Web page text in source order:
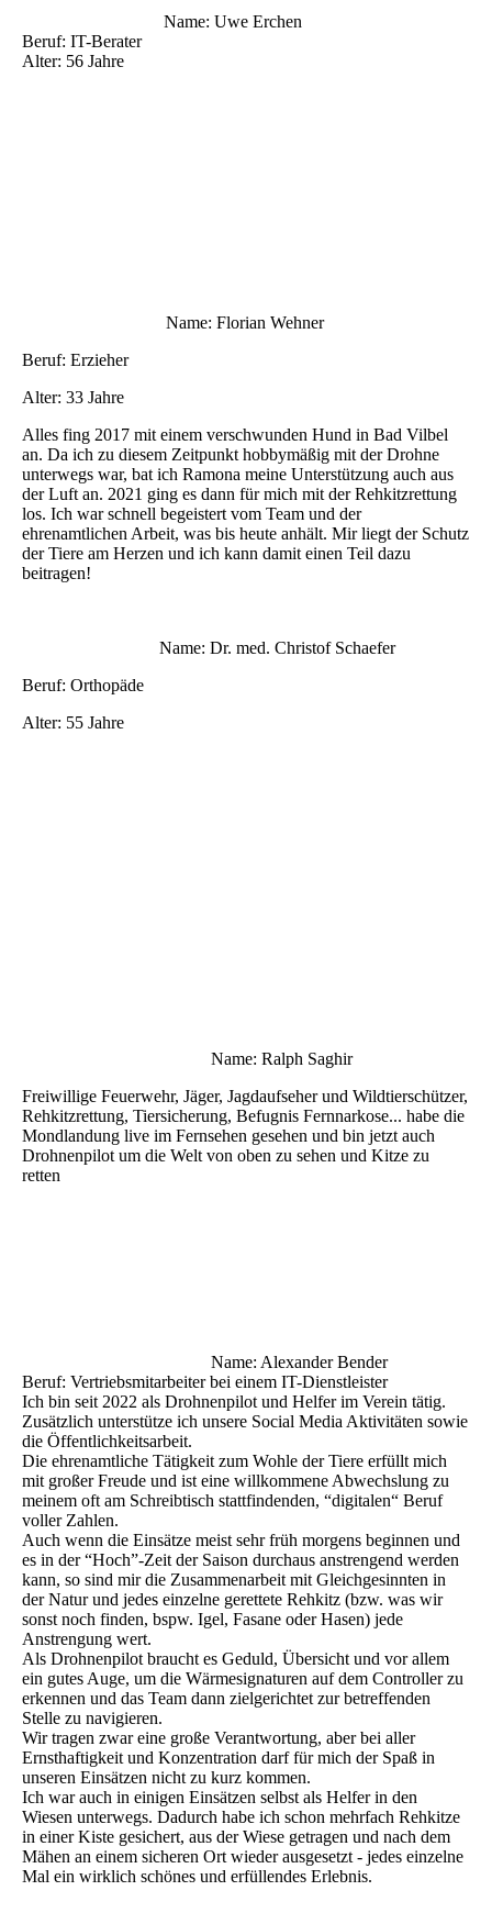
Name: Uwe Erchen
Beruf: IT-Berater
Alter: 56 Jahre
Name: Florian Wehner
Beruf: Erzieher
Alter: 33 Jahre
Alles fing 2017 mit einem verschwunden Hund in Bad Vilbel
an. Da ich zu diesem Zeitpunkt hobbymäßig mit der Drohne
unterwegs war, bat ich Ramona meine Unterstützung auch aus
der Luft an. 2021 ging es dann für mich mit der Rehkitzrettung
los. Ich war schnell begeistert vom Team und der
ehrenamtlichen Arbeit, was bis heute anhält. Mir liegt der Schutz
der Tiere am Herzen und ich kann damit einen Teil dazu
beitragen!
Name: Dr. med. Christof Schaefer
Beruf: Orthopäde
Alter: 55 Jahre
Name: Ralph Saghir
Freiwillige Feuerwehr, Jäger, Jagdaufseher und Wildtierschützer,
Rehkitzrettung, Tiersicherung, Befugnis Fernnarkose... habe die
Mondlandung live im Fernsehen gesehen und bin jetzt auch
Drohnenpilot um die Welt von oben zu sehen und Kitze zu
retten
Name: Alexander Bender
Beruf: Vertriebsmitarbeiter bei einem IT-Dienstleister
Ich bin seit 2022 als Drohnenpilot und Helfer im Verein tätig.
Zusätzlich unterstütze ich unsere Social Media Aktivitäten sowie
die Öffentlichkeitsarbeit.
Die ehrenamtliche Tätigkeit zum Wohle der Tiere erfüllt mich
mit großer Freude und ist eine willkommene Abwechslung zu
meinem oft am Schreibtisch stattfindenden, “digitalen“ Beruf
voller Zahlen.
Auch wenn die Einsätze meist sehr früh morgens beginnen und
es in der “Hoch”-Zeit der Saison durchaus anstrengend werden
kann, so sind mir die Zusammenarbeit mit Gleichgesinnten in
der Natur und jedes einzelne gerettete Rehkitz (bzw. was wir
sonst noch finden, bspw. Igel, Fasane oder Hasen) jede
Anstrengung wert.
Als Drohnenpilot braucht es Geduld, Übersicht und vor allem
ein gutes Auge, um die Wärmesignaturen auf dem Controller zu
erkennen und das Team dann zielgerichtet zur betreffenden
Stelle zu navigieren.
Wir tragen zwar eine große Verantwortung, aber bei aller
Ernsthaftigkeit und Konzentration darf für mich der Spaß in
unseren Einsätzen nicht zu kurz kommen.
Ich war auch in einigen Einsätzen selbst als Helfer in den
Wiesen unterwegs. Dadurch habe ich schon mehrfach Rehkitze
in einer Kiste gesichert, aus der Wiese getragen und nach dem
Mähen an einem sicheren Ort wieder ausgesetzt - jedes einzelne
Mal ein wirklich schönes und erfüllendes Erlebnis.